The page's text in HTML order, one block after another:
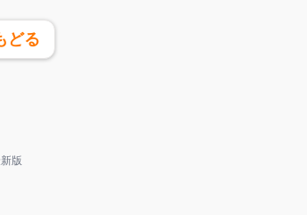
どる
版